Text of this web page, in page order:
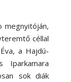
megnyitóján,
céllal
a Hajdú-
Iparkamara
sok diák